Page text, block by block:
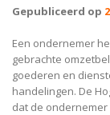
Gepubliceerd op
Een ondernemer
gebrachte
goederen en
handelingen. De
dat de